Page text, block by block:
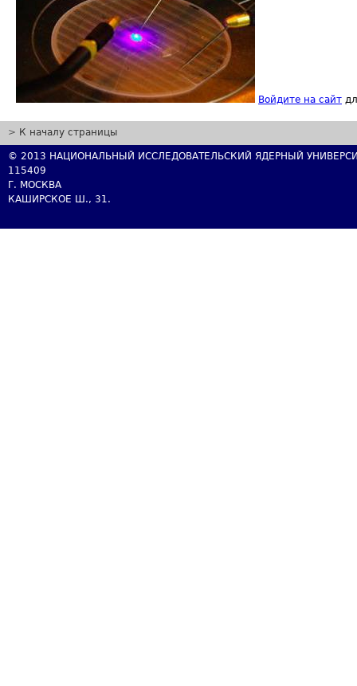
Войдите на сайт
> К началу страницы
© 2013 НАЦИОНАЛЬНЫЙ ИССЛЕДОВАТЕЛЬСКИЙ ЯДЕРНЫЙ
115409
Г. МОСКВА
КАШИРСКОЕ Ш., 31.